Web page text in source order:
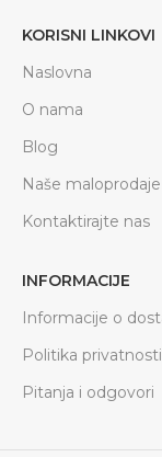
KORISNI LINKOVI
Naslovna
O nama
Blog
Naše maloprodaje
Kontaktirajte nas
INFORMACIJE
Informacije o
Politika privatnosti
Pitanja i odgovori